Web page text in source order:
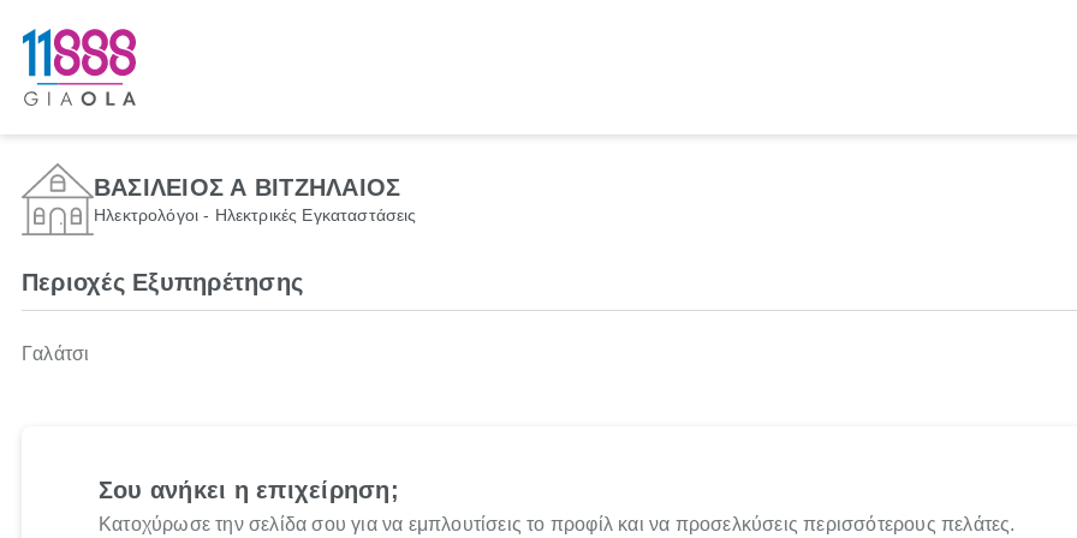
ΒΑΣΙΛΕΙΟΣ Α ΒΙΤΖΗΛΑΙΟΣ
Ηλεκτρολόγοι - Ηλεκτρικές Εγκαταστάσεις
Περιοχές Εξυπηρέτησης
Γαλάτσι
Σου ανήκει η επιχείρηση;
Κατοχύρωσε την σελίδα σου για να εμπλουτίσεις το προφίλ και να προσελκύσεις περισσότερους πελάτες.